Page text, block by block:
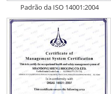
Padrão da ISO 14001:2004